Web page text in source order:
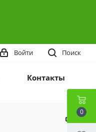
Поиск
Войти
Контакты
0